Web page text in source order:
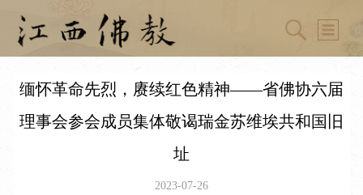
缅怀革命先烈，赓续红色精神——省佛协六届
理事会参会成员集体敬谒瑞金苏维埃共和国旧
址
2023-07-26